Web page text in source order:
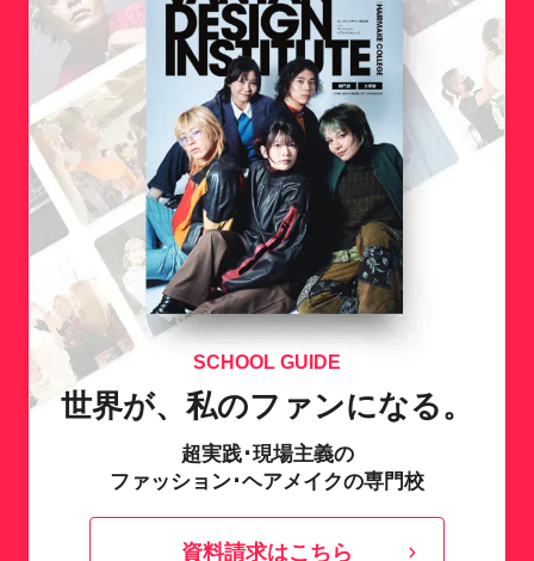
SCHOOL GUIDE
世界が、私のファンになる。
超実践･現場主義の
ファッション･ヘアメイクの専門校
資料請求はこちら